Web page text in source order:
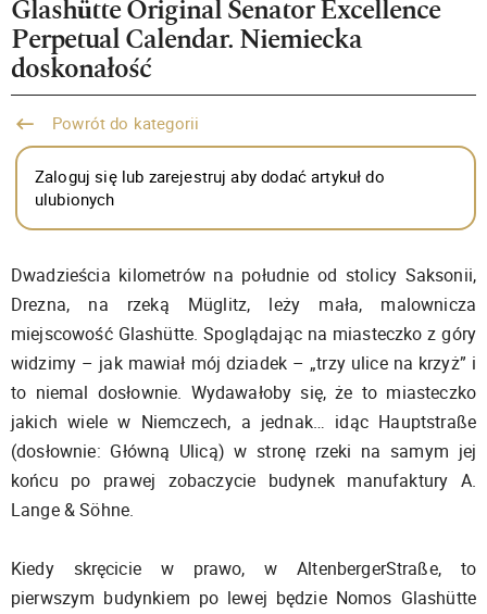
Glashütte Original Senator Excellence
Perpetual Calendar. Niemiecka
doskonałość
Powrót do kategorii
Zaloguj się lub zarejestruj aby dodać artykuł do
ulubionych
Dwadzieścia kilometrów na południe od stolicy Saksonii,
Drezna, na rzeką Müglitz, leży mała, malownicza
miejscowość Glashütte. Spoglądając na miasteczko z góry
widzimy – jak mawiał mój dziadek – „trzy ulice na krzyż” i
to niemal dosłownie. Wydawałoby się, że to miasteczko
jakich wiele w Niemczech, a jednak… idąc Hauptstraße
(dosłownie: Główną Ulicą) w stronę rzeki na samym jej
końcu po prawej zobaczycie budynek manufaktury A.
Lange & Söhne.
Kiedy skręcicie w prawo, w AltenbergerStraße, to
pierwszym budynkiem po lewej będzie Nomos Glashütte